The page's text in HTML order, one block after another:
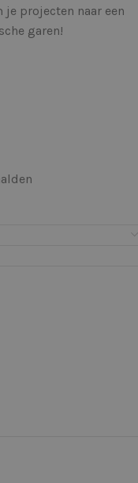
projecten naar een
garen!